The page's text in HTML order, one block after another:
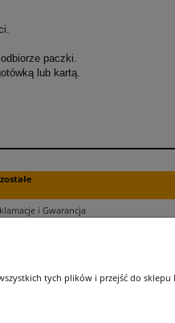
paczki.
lub kartą.
i Gwarancja
tych plików i przejść do